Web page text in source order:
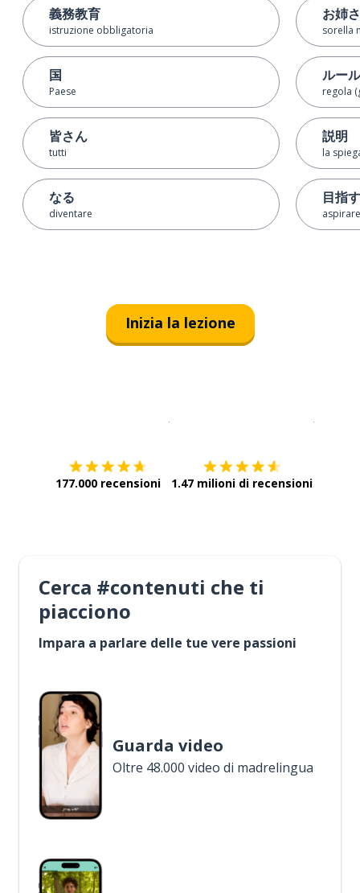
義務教育
istruzione obbligatoria
国
Paese
皆さん
tutti
なる
diventare
お姉
sorella
ルール
regola
説明
la
目指す
aspirare
Inizia la lezione
177.000 recensioni 1.47 milioni di recensioni
Cerca #contenuti che ti
piacciono
Impara a parlare delle tue vere passioni
Guarda video
Oltre 48.000 video di madrelingua